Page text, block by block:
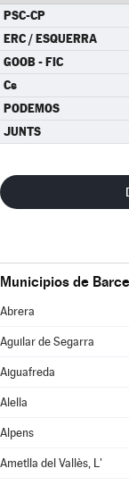
PSC-CP
ERC / ESQUERRA
GOOB - FIC
Cs
PODEMOS
JUNTS
Municipios de
Abrera
Aguilar de Segarra
Aiguafreda
Alella
Alpens
Ametlla del Vallès, L'